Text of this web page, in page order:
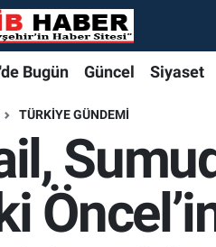
Bugün Güncel Siyaset
TÜRKIYE GÜNDEMI
ve Fikstür